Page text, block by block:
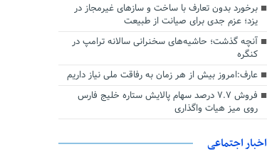
برخورد بدون تعارف با ساخت‌ و سازهای غیرمجاز در
یزد؛ عزم جدی برای صیانت از طبیعت
آنچه گذشت؛ حاشیه‌های سخنرانی سالانه ترامپ در
کنگره
عارف:امروز بیش از هر زمان به رفاقت ملی نیاز داریم
فروش ۷.۷ درصد سهام پالایش ستاره خلیج فارس
روی میز هیات واگذاری
اخبار اجتماعی